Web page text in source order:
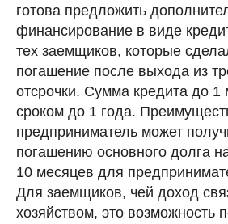
готова предложить
финансирование в виде
тех заемщиков, которые
погашение после выхода из
отсрочки. Сумма кредита до 1
сроком до 1 года.
предприниматель может
погашению основного долга
10 месяцев для
Для заемщиков, чей доход
хозяйством, это возможность